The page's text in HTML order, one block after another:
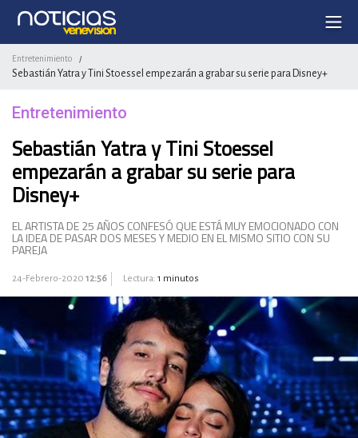
Entretenimiento /
Sebastián Yatra y Tini Stoessel empezarán a grabar su serie para Disney+
Entretenimiento
Sebastián Yatra y Tini Stoessel
empezarán a grabar su serie para
Disney+
EL ARTISTA DE 25 AÑOS CONFESÓ QUE ESTÁ MUY EMOCIONADO CON
LA IDEA DE PASAR DOS MESES Y MEDIO EN EL MISMO SITIO CON SU
PAREJA
24-Febrero-2020 12:56 Lectura: 1 minutos